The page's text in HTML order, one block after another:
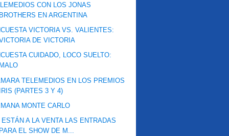
CON LOS JONAS
EN ARGENTINA
VICTORIA VS. VALIENTES:
DE VICTORIA
CUIDADO, LOCO SUELTO:
TELEMEDIOS EN LOS PREMIOS
(PARTES 3 Y 4)
MONTE CARLO
ESTÁN A LA VENTA LAS ENTRADAS
EL SHOW DE M...